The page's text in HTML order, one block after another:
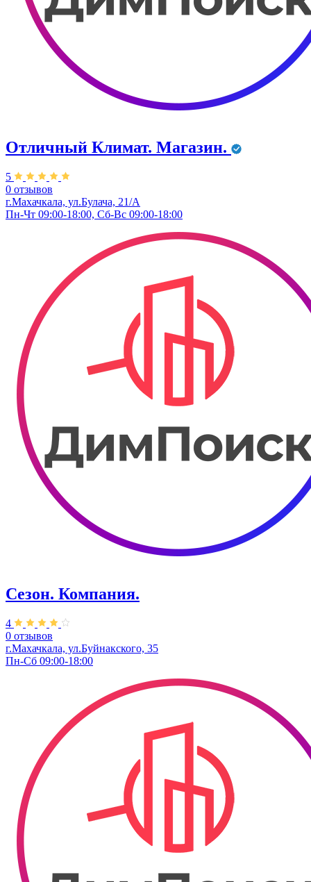
Отличный Климат. Магазин.
5
0 отзывов
г.Махачкала, ул.Булача, 21/А
Пн-Чт 09:00-18:00, Сб-Вс 09:00-18:00
Сезон. Компания.
4
0 отзывов
г.Махачкала, ул.Буйнакского, 35
Пн-Сб 09:00-18:00